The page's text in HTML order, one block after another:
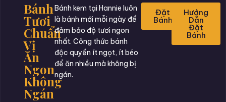
Bánh
Tươi
Chuẩn
Vị
Ăn
Ngon
Không
Ngán
Bánh kem tại Hannie luôn
là bánh mới mỗi ngày để
đảm bảo độ tươi ngon
nhất. Công thức bánh
độc quyền ít ngọt, ít béo
để ăn nhiều mà không bị
ngán.
Đặt
Bánh
Hướng
Dẫn
Đặt
Bánh